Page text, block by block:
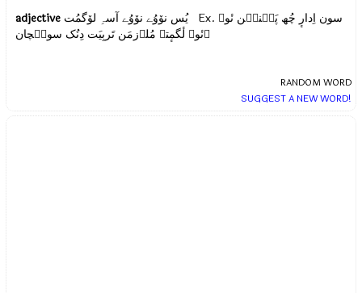
adjective یُس نوٚوُے نوٚوُے آسہِ لوٚگمُت Ex. سون اِدارٕ چُھ پَنٛنٮ۪ن نٔوۍ
نٔوۍ لٔگمٕتۍ مُلٲزمَن تَربِیَت دِنُک سونٛچان ٕ
RANDOM WORD
SUGGEST A NEW WORD!